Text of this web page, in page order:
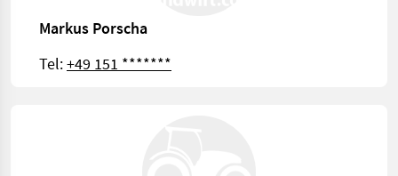
Markus Porscha
Tel:+49 151 *******